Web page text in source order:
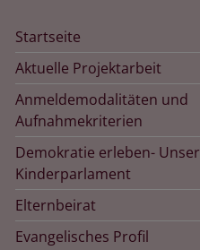
Startseite
Aktuelle Projektarbeit
Anmeldemodalitäten und
Aufnahmekriterien
Demokratie erleben- Unser
Kinderparlament
Elternbeirat
Evangelisches Profil